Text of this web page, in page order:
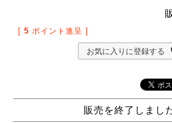
[ 5 ポイント進呈 ]
お気に入りに登録する
販売を終了しまし